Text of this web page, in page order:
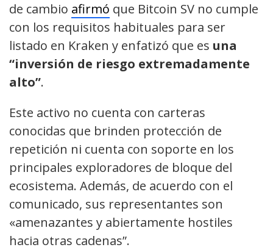
de cambio afirmó que Bitcoin SV no cumple
con los requisitos habituales para ser
listado en Kraken y enfatizó que es una
“inversión de riesgo extremadamente
alto”.
Este activo no cuenta con carteras
conocidas que brinden protección de
repetición ni cuenta con soporte en los
principales exploradores de bloque del
ecosistema. Además, de acuerdo con el
comunicado, sus representantes son
«amenazantes y abiertamente hostiles
hacia otras cadenas”.